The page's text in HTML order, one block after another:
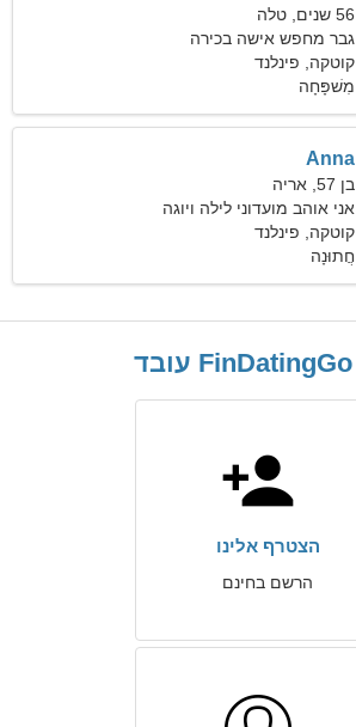
56 שנים, טלה
גבר מחפש אישה בכירה
קוטקה, פינלנד
מִשׁפָּחָה
Anna
בן 57, אריה
אני אוהב מועדוני לילה ויוגה
קוטקה, פינלנד
חֲתוּנָה
הצטרף אלינו
הרשם בחינם